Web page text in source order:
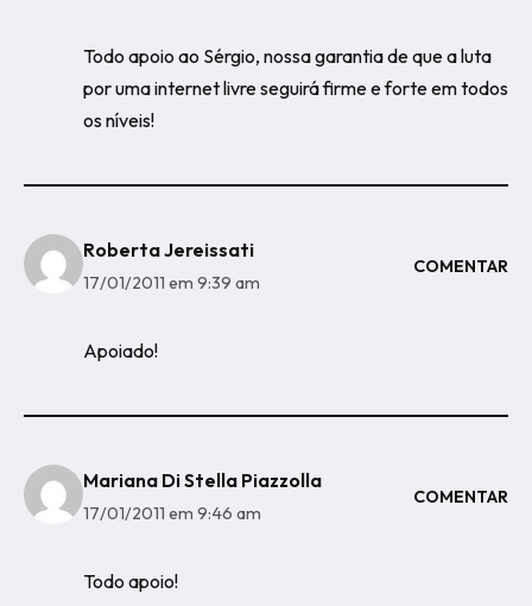
Todo apoio ao Sérgio, nossa garantia de que a luta
por uma internet livre seguirá firme e forte em todos
os níveis!
Roberta Jereissati
17/01/2011 em 9:39 am
COMENTAR
Apoiado!
Mariana Di Stella Piazzolla
17/01/2011 em 9:46 am
COMENTAR
Todo apoio!